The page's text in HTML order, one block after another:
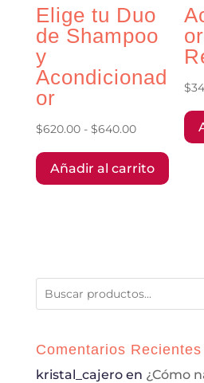
Elige tu Duo
de Shampoo
y
Acondicionad
or
$620.00 - $640.00Rango
de
precios:
Añadir al carrito
en
la
or
$
Comentarios Recientes
kristal_cajeroen ¿Cómo